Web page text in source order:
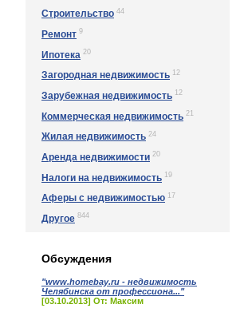
Строительство 44
Ремонт 9
Ипотека 20
Загородная недвижимость 12
Зарубежная недвижимость 12
Коммерческая недвижимость 21
Жилая недвижимость 24
Аренда недвижимости 20
Налоги на недвижимость 19
Аферы с недвижимостью 17
Другое 844
Обсуждения
"www.homebay.ru - недвижимость
Челябинска от профессиона..."
[03.10.2013] От: Максим